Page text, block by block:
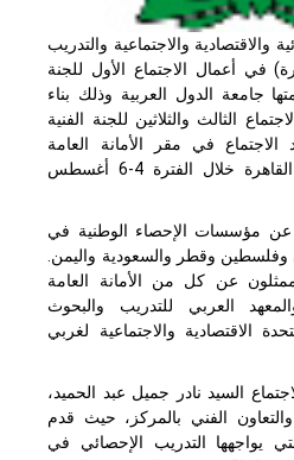
والاجتماعية والتدريب
في أعمال الاجتماع الأول للجنة
جامعة الدول العربية وذلك بناء
الثالث والثلاثين للجنة الفنية
في مقر الأمانة العامة
لجامعة الدول العربية في القاهرة خلال الفترة 4-6 أغسطس
مؤسسات الإحصاء الوطنية في
وقطر والسعودية واليمن.
عن كل من الأمانة العامة
العربي للتدريب والبحوث
الاقتصادية والاجتماعية لغربي
السيد نادر جميل عبد الحميد،
الفني بالمركز، حيث قدم
يواجهها التدريب الإحصائي في